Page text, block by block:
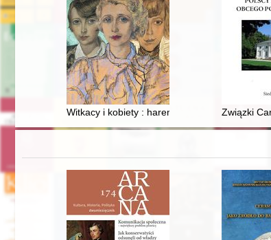
Witkacy i kobiety : harem metafizycznyZwiązki